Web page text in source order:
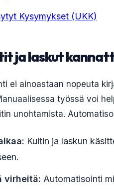
Kysymykset (UKK)
ja laskut
ei ainoastaan nopeuta
työssä voi
unohtamista.
Kuitin ja laskun
virheitä: Automatisointi